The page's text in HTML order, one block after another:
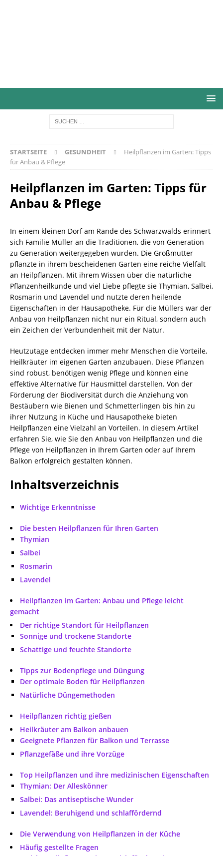
STARTSEITE GESUNDHEIT
Heilpflanzen im Garten: Tipps
für Anbau & Pflege
Heilpflanzen im Garten: Tipps für
Anbau & Pflege
In einem kleinen Dorf am Rande des Schwarzwalds erinnert
sich Familie Müller an die Traditionen, die von Generation
zu Generation weitergegeben wurden. Die Großmutter
pflanzte in ihrem bescheidenen Garten eine reiche Vielfalt
an Heilpflanzen. Mit ihrem Wissen über die natürliche
Pflanzenheilkunde und viel Liebe pflegte sie Thymian, Salbei,
Rosmarin und Lavendel und nutzte deren heilende
Eigenschaften in der Hausapotheke. Für die Müllers war der
Anbau von Heilpflanzen nicht nur ein Ritual, sondern auch
ein Zeichen der Verbundenheit mit der Natur.
Heutzutage entdecken immer mehr Menschen die Vorteile,
Heilkräuter im eigenen Garten anzubauen. Diese Pflanzen
sind robust, benötigen wenig Pflege und können eine
effektive Alternative für Hausmittel darstellen. Von der
Förderung der Biodiversität durch die Anziehung von
Bestäubern wie Bienen und Schmetterlingen bis hin zu
ihrer Nutzung in Küche und Hausapotheke bieten
Heilpflanzen eine Vielzahl an Vorteilen. In diesem Artikel
erfahren Sie, wie Sie den Anbau von Heilpflanzen und die
Pflege von Heilpflanzen in Ihrem Garten oder auf Ihrem
Balkon erfolgreich gestalten können.
Inhaltsverzeichnis
Wichtige Erkenntnisse
Die besten Heilpflanzen für Ihren Garten
Thymian
Salbei
Rosmarin
Lavendel
Heilpflanzen im Garten: Anbau und Pflege leicht
gemacht
Der richtige Standort für Heilpflanzen
Sonnige und trockene Standorte
Schattige und feuchte Standorte
Tipps zur Bodenpflege und Düngung
Der optimale Boden für Heilpflanzen
Natürliche Düngemethoden
Heilpflanzen richtig gießen
Heilkräuter am Balkon anbauen
Geeignete Pflanzen für Balkon und Terrasse
Pflanzgefäße und ihre Vorzüge
Top Heilpflanzen und ihre medizinischen Eigenschaften
Thymian: Der Alleskönner
Salbei: Das antiseptische Wunder
Lavendel: Beruhigend und schlaffördernd
Die Verwendung von Heilpflanzen in der Küche
Häufig gestellte Fragen